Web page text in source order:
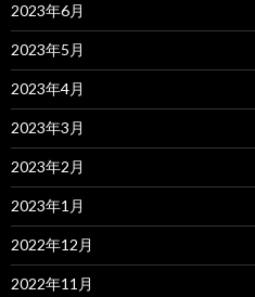
2023年6月
2023年5月
2023年4月
2023年3月
2023年2月
2023年1月
2022年12月
2022年11月